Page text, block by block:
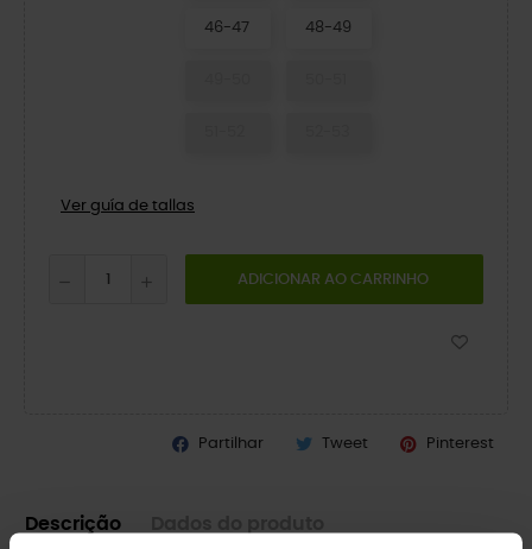
46-47 48-49
Ver guía de tallas
ADICIONAR AO CARRINHO
Partilhar Tweet Pinterest
Descrição